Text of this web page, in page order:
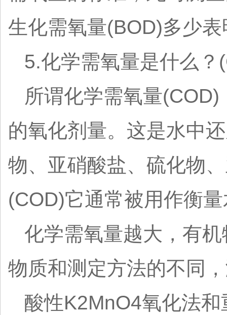
生化需氧量(BOD)多少
5.化学需氧量是什么？
所谓化学需氧量
的氧化剂量。这是水中
物、亚硝酸盐、硫化物
(COD)它通常被用作衡
化学需氧量越大，有
物质和测定方法的不同
酸性K2MnO4氧化法